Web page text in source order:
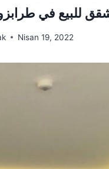
Nisan 19, 2022